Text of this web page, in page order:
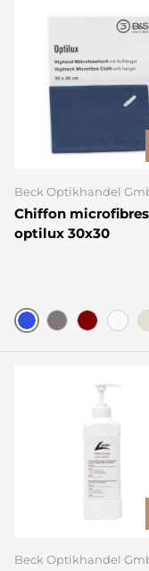
Beck Optikhandel
Chiffon microfibres
optilux 30x30
Bleu
Beck Optikhandel